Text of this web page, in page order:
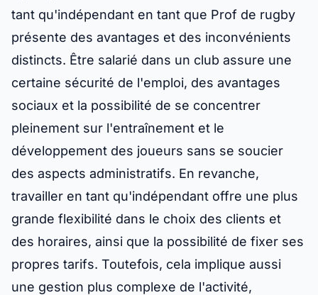
tant qu'indépendant en tant que Prof de rugby
présente des avantages et des inconvénients
distincts. Être salarié dans un club assure une
certaine sécurité de l'emploi, des avantages
sociaux et la possibilité de se concentrer
pleinement sur l'entraînement et le
développement des joueurs sans se soucier
des aspects administratifs. En revanche,
travailler en tant qu'indépendant offre une plus
grande flexibilité dans le choix des clients et
des horaires, ainsi que la possibilité de fixer ses
propres tarifs. Toutefois, cela implique aussi
une gestion plus complexe de l'activité,